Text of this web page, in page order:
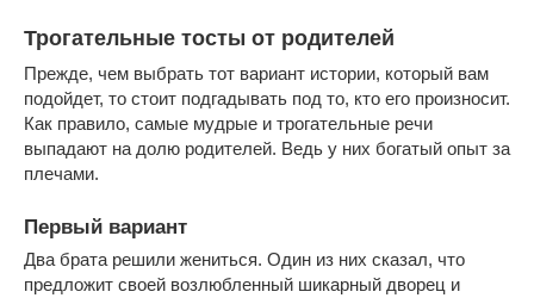
Трогательные тосты от родителей
Прежде, чем выбрать тот вариант истории, который вам
подойдет, то стоит подгадывать под то, кто его произносит.
Как правило, самые мудрые и трогательные речи
выпадают на долю родителей. Ведь у них богатый опыт за
плечами.
Первый вариант
Два брата решили жениться. Один из них сказал, что
предложит своей возлюбленный шикарный дворец и